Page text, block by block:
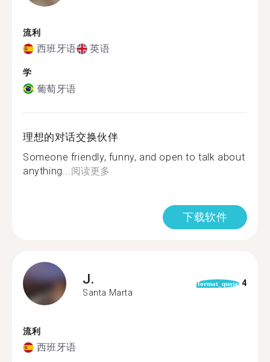
流利
西班牙语 英语
学
葡萄牙语
理想的对话交换伙伴
Someone friendly, funny, and open to talk about
anything... 阅读更多
下载软件
J.
Santa Marta
format_quote 4
流利
西班牙语